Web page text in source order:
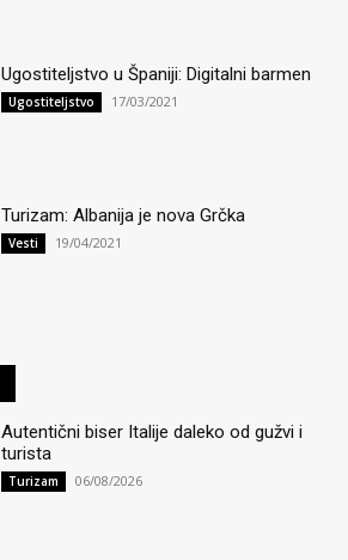
Ugostiteljstvo u Španiji: Digitalni barmen
Ugostiteljstvo 17/03/2021
Turizam: Albanija je nova Grčka
Vesti 19/04/2021
Autentični biser Italije daleko od gužvi i
turista
Turizam 06/08/2026